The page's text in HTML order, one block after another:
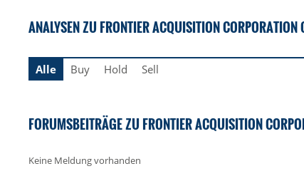
ANALYSEN ZU FRONTIER ACQUISITION CORPORATION
Alle
Buy Hold Sell
FORUMSBEITRÄGE ZU FRONTIER ACQUISITION
Keine Meldung vorhanden